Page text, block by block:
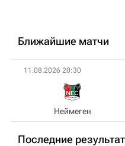
Ближайшие матчи
11.08.2026 20:30
Неймеген
Последние